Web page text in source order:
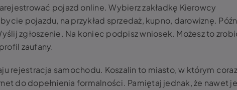
pojazd online. Wybierz zakładkę Kierowcy
pojazdu, na przykład sprzedaż, kupno, darowiznę.
zgłoszenie. Na koniec podpisz wniosek. Możesz to
zaufany.
rejestracja samochodu. Koszalin to miasto, w którym coraz
do dopełnienia formalności. Pamiętaj jednak, że nawet